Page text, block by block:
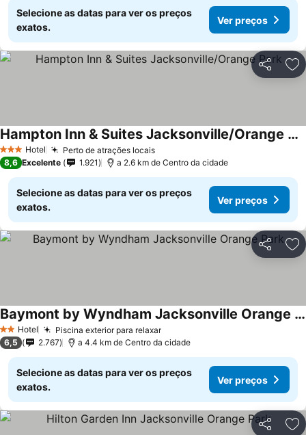
Selecione as datas para ver os preços
exatos.
Ver preços
Partilhar
3 EstrelasHotel Perto de atrações locaisVer preços
Hampton Inn & Suites Jacksonville/Orange Park
Ver preços
8,6 Excelente 1.921 a 2.6 km de Centro da cidade
Selecione as datas para ver os preços
exatos.
Ver preços
Partilhar
2 Estrelas
Hotel Piscina exterior para relaxarVer preços
Baymont by Wyndham Jacksonville Orange Park
Ver preços
6,5 2.767 a 4.4 km de Centro da cidade
Selecione as datas para ver os preços
exatos.
Ver preços
Partilhar